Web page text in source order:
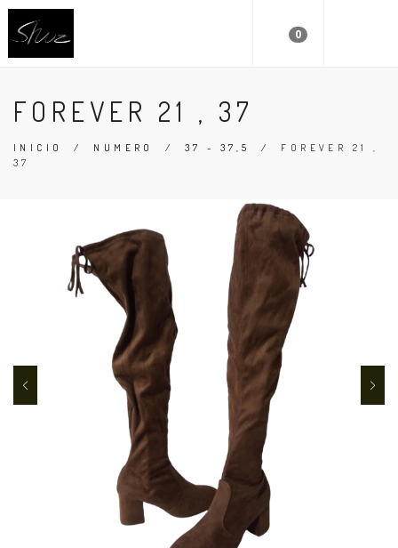
0
FOREVER 21 , 37
INICIO / NUMERO / 37 - 37,5 / FOREVER 21 ,
37